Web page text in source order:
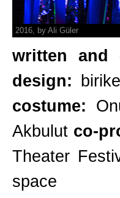
2016, by Ali Güler
written and
design:
costume:
Akbulut co-
Theater
space